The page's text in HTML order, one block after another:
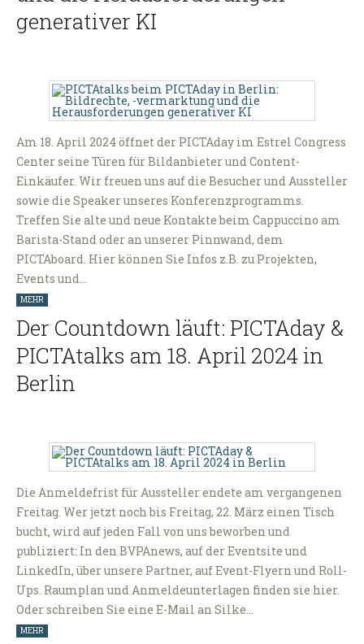
generativer KI
Am 18. April 2024 öffnet der PICTAday im Estrel Congress
Center seine Türen für Bildanbieter und Content-
Einkäufer. Wir freuen uns auf die Besucher und Aussteller
sowie die Speaker unseres Konferenzprogramms.
Treffen Sie alte und neue Kontakte beim Cappuccino am
Barista-Stand oder an unserer Pinnwand, dem
PICTAboard. Hier können Sie Infos z.B. zu Projekten,
Events und…
MEHR
Der Countdown läuft: PICTAday &
PICTAtalks am 18. April 2024 in
Berlin
Die Anmeldefrist für Aussteller endete am vergangenen
Freitag. Wer jetzt noch bis Freitag, 22. März einen Tisch
bucht, wird auf jeden Fall von uns beworben und
publiziert: In den BVPAnews, auf der Eventsite und
LinkedIn, über unsere Partner, auf Event-Flyern und Roll-
Ups. Raumplan und Anmeldeunterlagen finden sie hier.
Oder schreiben Sie eine E-Mail an Silke…
MEHR